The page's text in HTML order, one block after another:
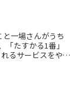
一場さんがうち
たすかる1番」
るサービスをやっ